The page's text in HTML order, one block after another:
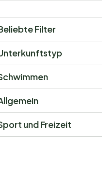
Filter
und Freizeit